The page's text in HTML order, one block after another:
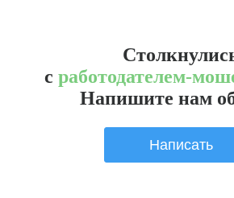
с работодателем-
Напишите нам
Написать